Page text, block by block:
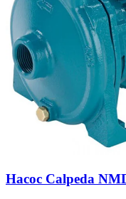
Насос Calpeda